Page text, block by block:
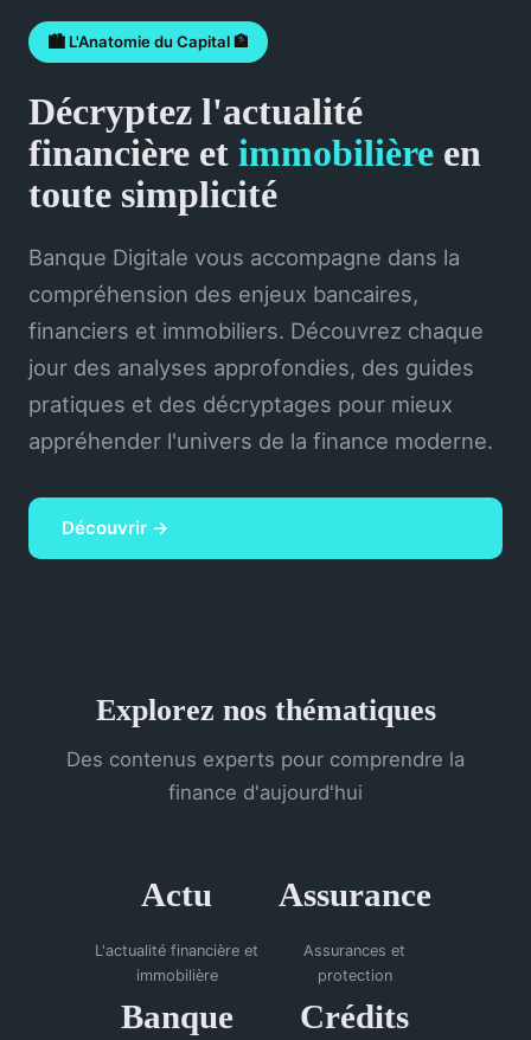
🏙️ L'Anatomie du Capital 🏦
Décryptez l'actualité
financière et immobilière en
toute simplicité
Banque Digitale vous accompagne dans la
compréhension des enjeux bancaires,
financiers et immobiliers. Découvrez chaque
jour des analyses approfondies, des guides
pratiques et des décryptages pour mieux
appréhender l'univers de la finance moderne.
Découvrir →
Explorez nos thématiques
Des contenus experts pour comprendre la
finance d'aujourd'hui
Actu
L'actualité financière et
immobilière
Assurance
Assurances et
protection
Banque Crédits